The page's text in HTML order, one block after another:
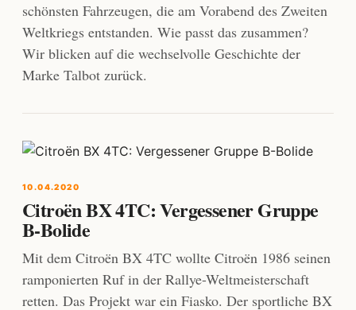
schönsten Fahrzeugen, die am Vorabend des Zweiten
Weltkriegs entstanden. Wie passt das zusammen?
Wir blicken auf die wechselvolle Geschichte der
Marke Talbot zurück.
10.04.2020
Citroën BX 4TC: Vergessener Gruppe
B-Bolide
Mit dem Citroën BX 4TC wollte Citroën 1986 seinen
ramponierten Ruf in der Rallye-Weltmeisterschaft
retten. Das Projekt war ein Fiasko. Der sportliche BX